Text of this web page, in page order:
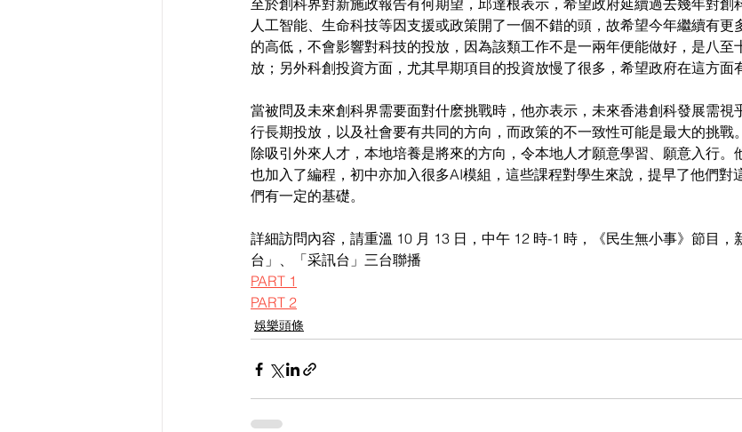
至於創科界對新施政報告有何期望，邱達根表示，希望政府延續過去幾年對創
人工智能、生命科技等因支援或政策開了一個不錯的頭，故希望今年繼續有更
的高低，不會影響對科技的投放，因為該類工作不是一兩年便能做好，是八至
放；另外科創投資方面，尤其早期項目的投資放慢了很多，希望政府在這方面
當被問及未來創科界需要面對什麽挑戰時，他亦表示，未來香港創科發展需視
行長期投放，以及社會要有共同的方向，而政策的不一致性可能是最大的挑戰
除吸引外來人才，本地培養是將來的方向，令本地人才願意學習、願意入行。
也加入了編程，初中亦加入很多AI模組，這些課程對學生來說，提早了他們對
們有一定的基礎。
詳細訪問內容，請重溫 10 月 13 日，中午 12 時-1 時，《民生無小事》節目，
台」、「采訊台」三台聯播
PART 1
PART 2
娛樂頭條